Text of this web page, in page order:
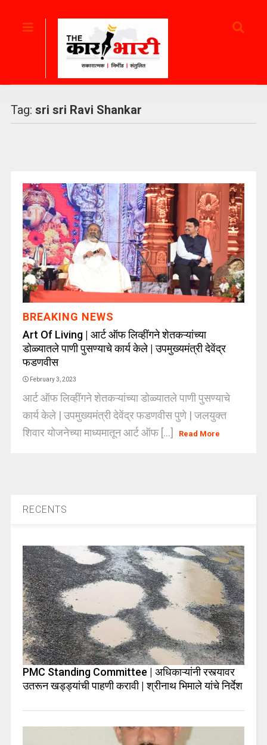
Tag: sri sri Ravi Shankar
BREAKING NEWS
Art Of Living | आर्ट ऑफ लिव्हींगने शेतकऱ्यांच्या
डोळ्यातले पाणी पुसण्याचे कार्य केले | उपमुख्यमंत्री देवेंद्र
फडणवीस
February 3, 2023
आर्ट ऑफ लिव्हींगने शेतकऱ्यांच्या डोळ्यातले पाणी पुसण्याचे
कार्य केले | उपमुख्यमंत्री देवेंद्र फडणवीस पुणे | जलयुक्त
शिवार योजनेच्या माध्यमातून आर्ट ऑफ [...]
Read More
RECENTS
PMC Standing Committee | अधिकाऱ्यांनी रस्त्यावर
उतरून खड्ड्यांची पाहणी करावी | श्रीनाथ भिमाले यांचे निर्देश